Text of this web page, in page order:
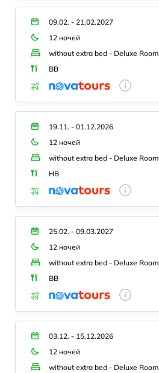
09.02. - 21.02.2027
12 ночей
without extra bed - Deluxe Room
BB
19.11. - 01.12.2026
12 ночей
without extra bed - Deluxe Room
HB
25.02. - 09.03.2027
12 ночей
without extra bed - Deluxe Room
BB
03.12. - 15.12.2026
12 ночей
without extra bed - Deluxe Room